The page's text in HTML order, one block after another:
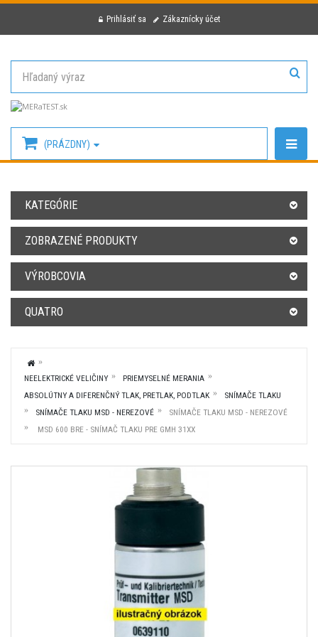
Prihlásiť sa Zákaznícky účet
(PRÁZDNY)
KATEGÓRIE
ZOBRAZENÉ PRODUKTY
VÝROBCOVIA
QUATRO
NEELEKTRICKÉ VELIČINY
PRIEMYSELNÉ MERANIA
ABSOLÚTNY A DIFERENČNÝ TLAK, PRETLAK, PODTLAK
SNÍMAČE TLAKU
SNÍMAČE TLAKU MSD - NEREZOVÉ
SNÍMAČE TLAKU MSD - NEREZOVÉ
MSD 600 BRE - SNÍMAČ TLAKU PRE GMH 31XX